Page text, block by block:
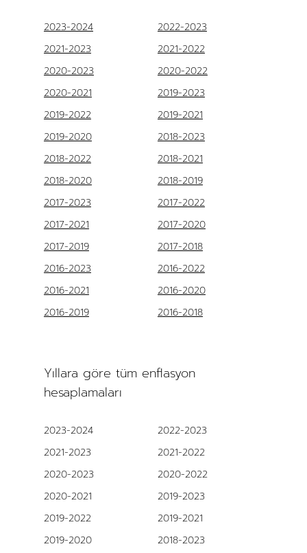
2023-2024
2022-2023
2021-2023
2021-2022
2020-2023
2020-2022
2020-2021
2019-2023
2019-2022
2019-2021
2019-2020
2018-2023
2018-2022
2018-2021
2018-2020
2018-2019
2017-2023
2017-2022
2017-2021
2017-2020
2017-2019
2017-2018
2016-2023
2016-2022
2016-2021
2016-2020
2016-2019
2016-2018
Yıllara göre tüm enflasyon
hesaplamaları
2023-2024
2022-2023
2021-2023
2021-2022
2020-2023
2020-2022
2020-2021
2019-2023
2019-2022
2019-2021
2019-2020
2018-2023